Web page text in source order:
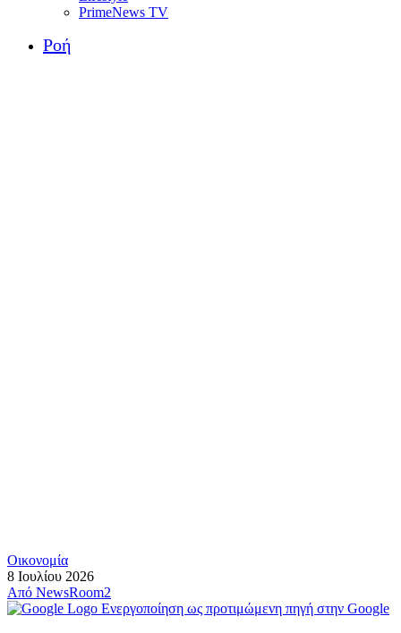
PrimeNews TV
Ροή
Οικονομία
8 Ιουλίου 2026
Από NewsRoom2
Ενεργοποίηση ως προτιμώμενη πηγή στην Google